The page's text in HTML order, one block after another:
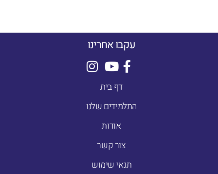
דף בית
התלמידים שלנו
אודות
צור קשר
תנאי שימוש
עקבו אחרינו